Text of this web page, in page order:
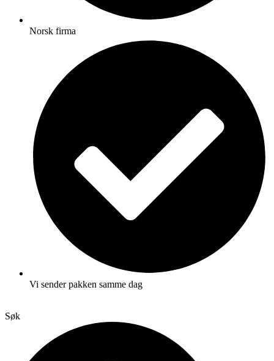
Norsk firma
Vi sender pakken samme dag
Søk